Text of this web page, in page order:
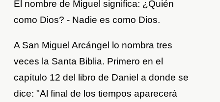
El nombre de Miguel significa: ¿Quién
como Dios? - Nadie es como Dios.
A San Miguel Arcángel lo nombra tres
veces la Santa Biblia. Primero en el
capítulo 12 del libro de Daniel a donde se
dice: "Al final de los tiempos aparecerá